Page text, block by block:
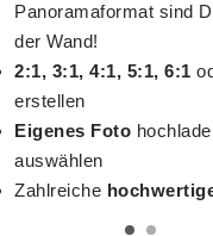
Panoramaformat sind
der Wand!
2:1, 3:1, 4:1, 5:1, 6:1
erstellen
Eigenes Foto
auswählen
Zahlreiche